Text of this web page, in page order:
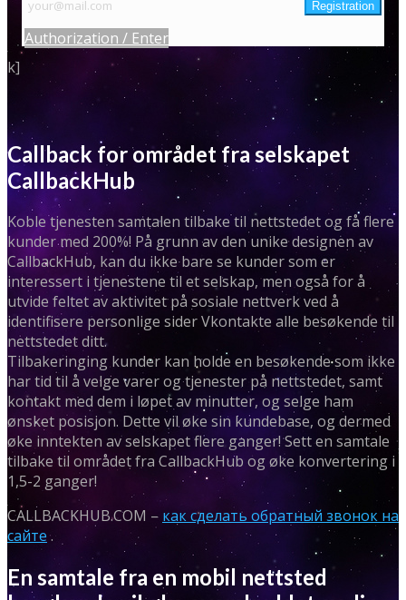
Authorization / Enter
k]
Callback for området fra selskapet
CallbackHub
Koble tjenesten samtalen tilbake til nettstedet og få flere
kunder med 200%! På grunn av den unike designen av
CallbackHub, kan du ikke bare se kunder som er
interessert i tjenestene til et selskap, men også for å
utvide feltet av aktivitet på sosiale nettverk ved å
identifisere personlige sider Vkontakte alle besøkende til
nettstedet ditt.
Tilbakeringing kunder kan holde en besøkende som ikke
har tid til å velge varer og tjenester på nettstedet, samt
kontakt med dem i løpet av minutter, og selge ham
ønsket posisjon. Dette vil øke sin kundebase, og dermed
øke inntekten av selskapet flere ganger! Sett en samtale
tilbake til området fra CallbackHub og øke konvertering i
1,5-2 ganger!
CALLBACKHUB.COM – как сделать обратный звонок на
сайте.
En samtale fra en mobil nettsted